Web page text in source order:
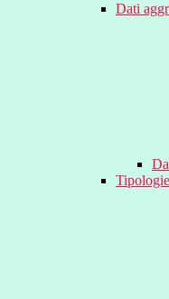
Dati